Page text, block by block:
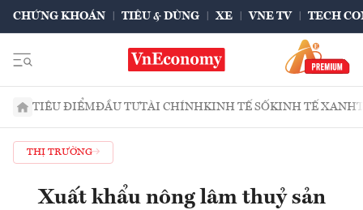
CHỨNG KHOÁN TIÊU & DÙNG XE VNE TV TECH
TIÊU ĐIỂMĐẦU TƯTÀI CHÍNHKINH TẾ SỐKINH TẾ XANH
THỊ TRƯỜNG
Xuất khẩu nông lâm thuỷ sản